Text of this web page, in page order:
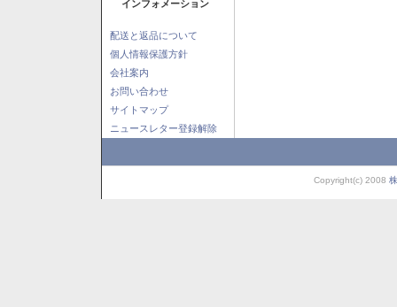
インフォメーション
配送と返品について
個人情報保護方針
会社案内
お問い合わせ
サイトマップ
ニュースレター登録解除
Copyright(c) 2008